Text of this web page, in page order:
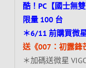
酷！PC【國士無
限量 100 台
＊6/11 前購買微
送《007：初露鋒
＊加碼送微星